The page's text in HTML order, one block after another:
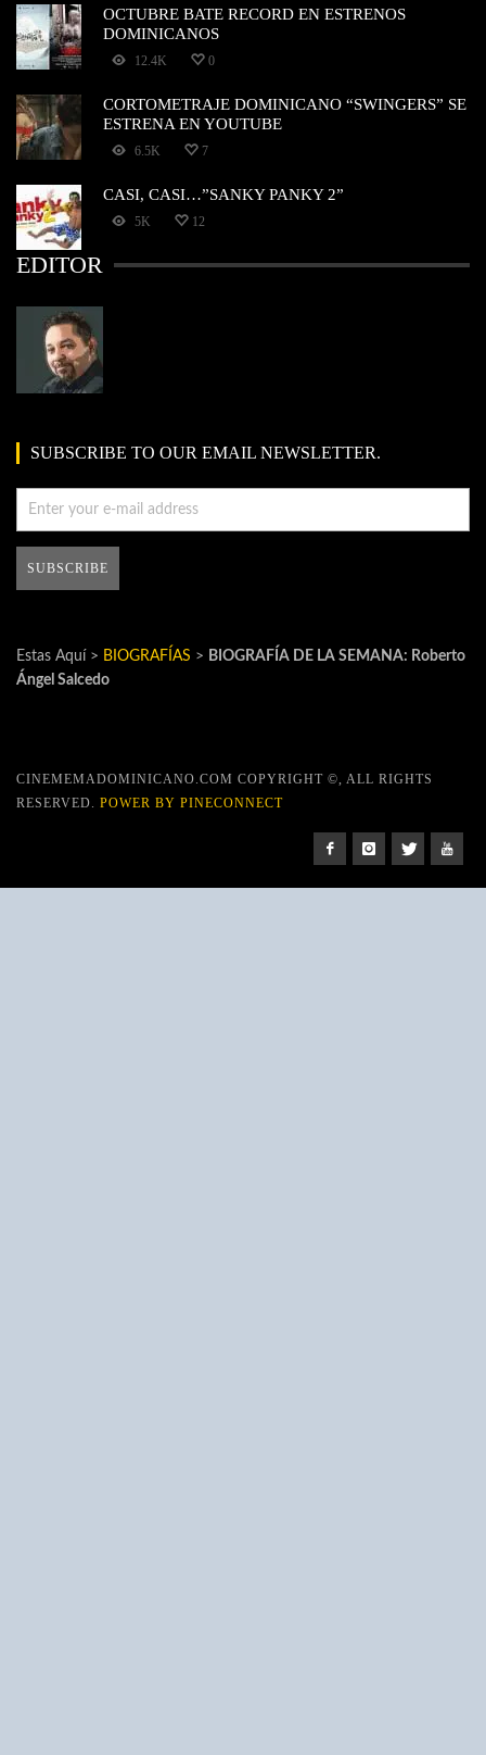
OCTUBRE BATE RECORD EN ESTRENOS
DOMINICANOS
12.4K 0
CORTOMETRAJE DOMINICANO “SWINGERS” SE
ESTRENA EN YOUTUBE
6.5K 7
CASI, CASI…”SANKY PANKY 2”
5K 12
EDITOR
SUBSCRIBE TO OUR EMAIL NEWSLETTER.
Estas Aquí > BIOGRAFÍAS > BIOGRAFÍA DE LA SEMANA: Roberto
Ángel Salcedo
CINEMEMADOMINICANO.COM COPYRIGHT ©, ALL RIGHTS
RESERVED. POWER BY PINECONNECT